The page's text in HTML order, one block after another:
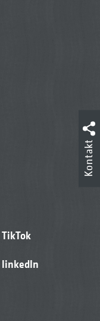
TikTok
linkedIn
Kontakt